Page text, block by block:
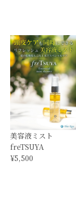
美容液ミスト
freTSUYA
¥5,500